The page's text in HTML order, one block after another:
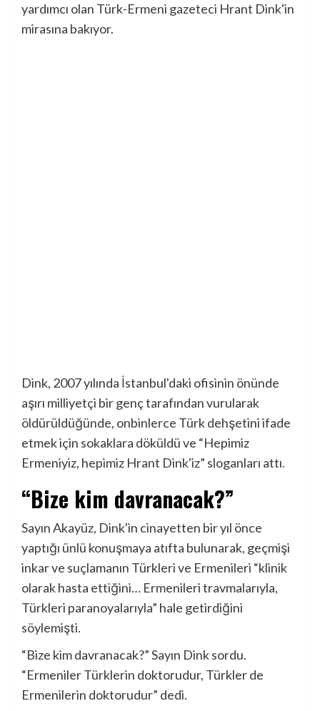
yardımcı olan Türk-Ermeni gazeteci Hrant Dink'in
mirasına bakıyor.
Dink, 2007 yılında İstanbul'daki ofisinin önünde
aşırı milliyetçi bir genç tarafından vurularak
öldürüldüğünde, onbinlerce Türk dehşetini ifade
etmek için sokaklara döküldü ve “Hepimiz
Ermeniyiz, hepimiz Hrant Dink'iz” sloganları attı.
“Bize kim davranacak?”
Sayın Akayüz, Dink'in cinayetten bir yıl önce
yaptığı ünlü konuşmaya atıfta bulunarak, geçmişi
inkar ve suçlamanın Türkleri ve Ermenileri “klinik
olarak hasta ettiğini… Ermenileri travmalarıyla,
Türkleri paranoyalarıyla” hale getirdiğini
söylemişti.
“Bize kim davranacak?” Sayın Dink sordu.
“Ermeniler Türklerin doktorudur, Türkler de
Ermenilerin doktorudur” dedi.